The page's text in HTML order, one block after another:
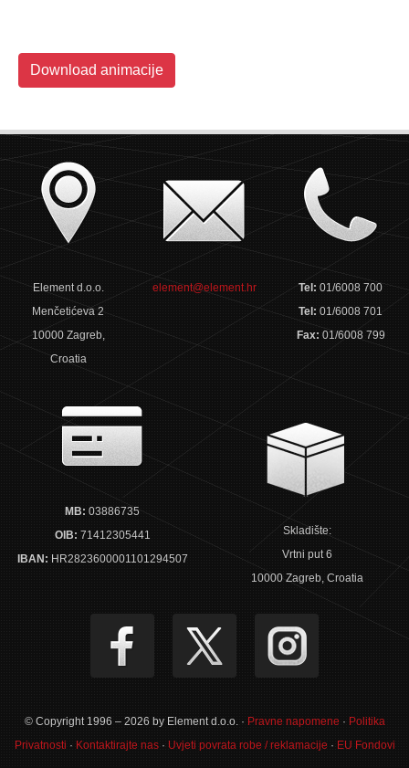
Download animacije
Element d.o.o.
Menčetićeva 2
10000 Zagreb,
Croatia
element@element.hr Tel:01/6008 700
Tel:01/6008 701
Fax: 01/6008 799
MB: 03886735
OIB: 71412305441
IBAN: HR2823600001101294507
Skladište:
Vrtni put 6
10000 Zagreb, Croatia
© Copyright 1996 – 2026 by Element d.o.o. · Pravne napomene · Politika
Privatnosti · Kontaktirajte nas· Uvjeti povrata robe / reklamacije · EU Fondovi